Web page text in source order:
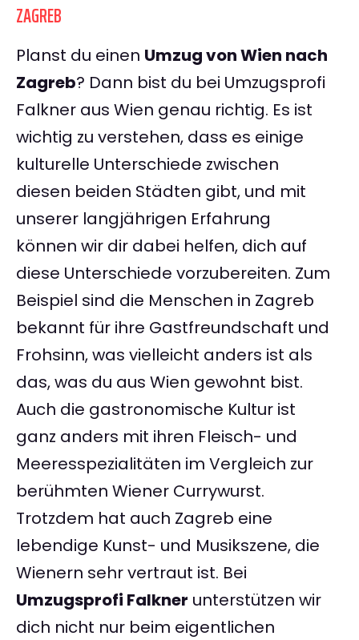
ZAGREB
Planst du einen Umzug von Wien nach
Zagreb? Dann bist du bei Umzugsprofi
Falkner aus Wien genau richtig. Es ist
wichtig zu verstehen, dass es einige
kulturelle Unterschiede zwischen
diesen beiden Städten gibt, und mit
unserer langjährigen Erfahrung
können wir dir dabei helfen, dich auf
diese Unterschiede vorzubereiten. Zum
Beispiel sind die Menschen in Zagreb
bekannt für ihre Gastfreundschaft und
Frohsinn, was vielleicht anders ist als
das, was du aus Wien gewohnt bist.
Auch die gastronomische Kultur ist
ganz anders mit ihren Fleisch- und
Meeresspezialitäten im Vergleich zur
berühmten Wiener Currywurst.
Trotzdem hat auch Zagreb eine
lebendige Kunst- und Musikszene, die
Wienern sehr vertraut ist. Bei
Umzugsprofi Falkner unterstützen wir
dich nicht nur beim eigentlichen